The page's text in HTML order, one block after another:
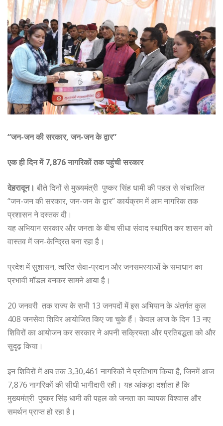
“जन-जन की सरकार, जन-जन के द्वार”
एक ही दिन में 7,876 नागरिकों तक पहुंची सरकार
देहरादून। बीते दिनों से मुख्यमंत्री पुष्कर सिंह धामी की पहल से संचालित
“जन-जन की सरकार, जन-जन के द्वार” कार्यक्रम में आम नागरिक तक
प्रशासन ने दस्तक दी।
यह अभियान सरकार और जनता के बीच सीधा संवाद स्थापित कर शासन को
वास्तव में जन-केन्द्रित बना रहा है।
प्रदेश में सुशासन, त्वरित सेवा-प्रदान और जनसमस्याओं के समाधान का
प्रभावी मॉडल बनकर सामने आया है।
20 जनवरी तक राज्य के सभी 13 जनपदों में इस अभियान के अंतर्गत कुल
408 जनसेवा शिविर आयोजित किए जा चुके हैं। केवल आज के दिन 13 नए
शिविरों का आयोजन कर सरकार ने अपनी सक्रियता और प्रतिबद्धता को और
सुदृढ़ किया।
इन शिविरों में अब तक 3,30,461 नागरिकों ने प्रतिभाग किया है, जिनमें आज
7,876 नागरिकों की सीधी भागीदारी रही। यह आंकड़ा दर्शाता है कि
मुख्यमंत्री पुष्कर सिंह धामी की पहल को जनता का व्यापक विश्वास और
समर्थन प्राप्त हो रहा है।